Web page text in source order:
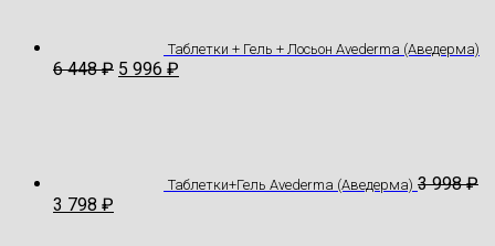
Таблетки + Гель + Лосьон Avederma (Аведерма)
6 448₽ 5 996 ₽
Таблетки+Гель Avederma (Аведерма) 3 998₽
3 798 ₽